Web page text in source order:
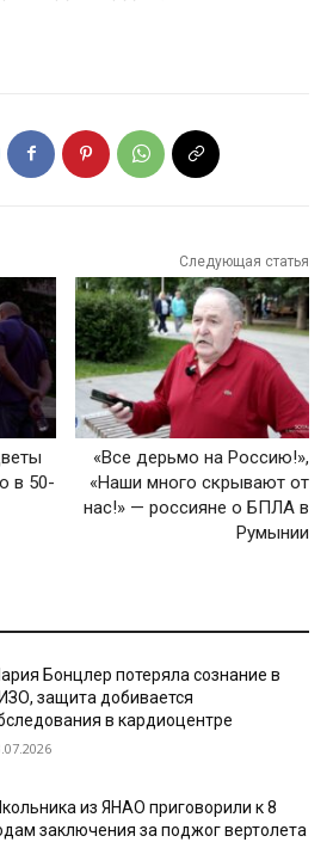
в 50-
Следующая статья
«Все дерьмо на Россию!»,
«Наши много скрывают от
нас!» — россияне о БПЛА в
Румынии
Бонцлер потеряла сознание в
защита добивается
в кардиоцентре
из ЯНАО приговорили к 8
заключения за поджог вертолета